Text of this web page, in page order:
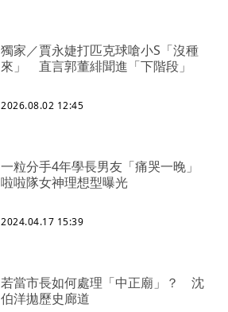
獨家／賈永婕打匹克球嗆小S「沒種
來」 直言郭董緋聞進「下階段」
2026.08.02 12:45
一粒分手4年學長男友「痛哭一晚」
啦啦隊女神理想型曝光
2024.04.17 15:39
若當市長如何處理「中正廟」？ 沈
伯洋拋歷史廊道